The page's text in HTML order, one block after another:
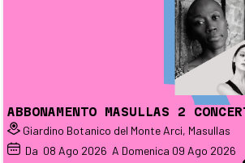
ABBONAMENTO MASULLAS 2
Giardino Botanico del Monte Arci, Masullas
Da 08 Ago 2026 A Domenica 09 Ago 2026